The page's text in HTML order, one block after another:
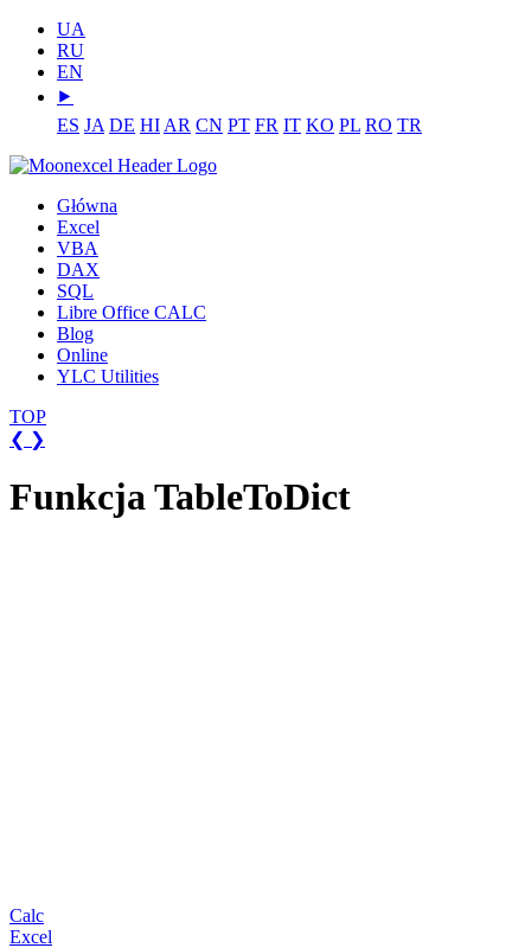
UA
RU
EN
⯈
ES JA DE HI AR CN PT FR IT KO PL RO TR
Główna
Excel
VBA
DAX
SQL
Libre Office CALC
Blog
Online
YLC Utilities
TOP
❮ ❯
Funkcja TableToDict
Calc
Excel